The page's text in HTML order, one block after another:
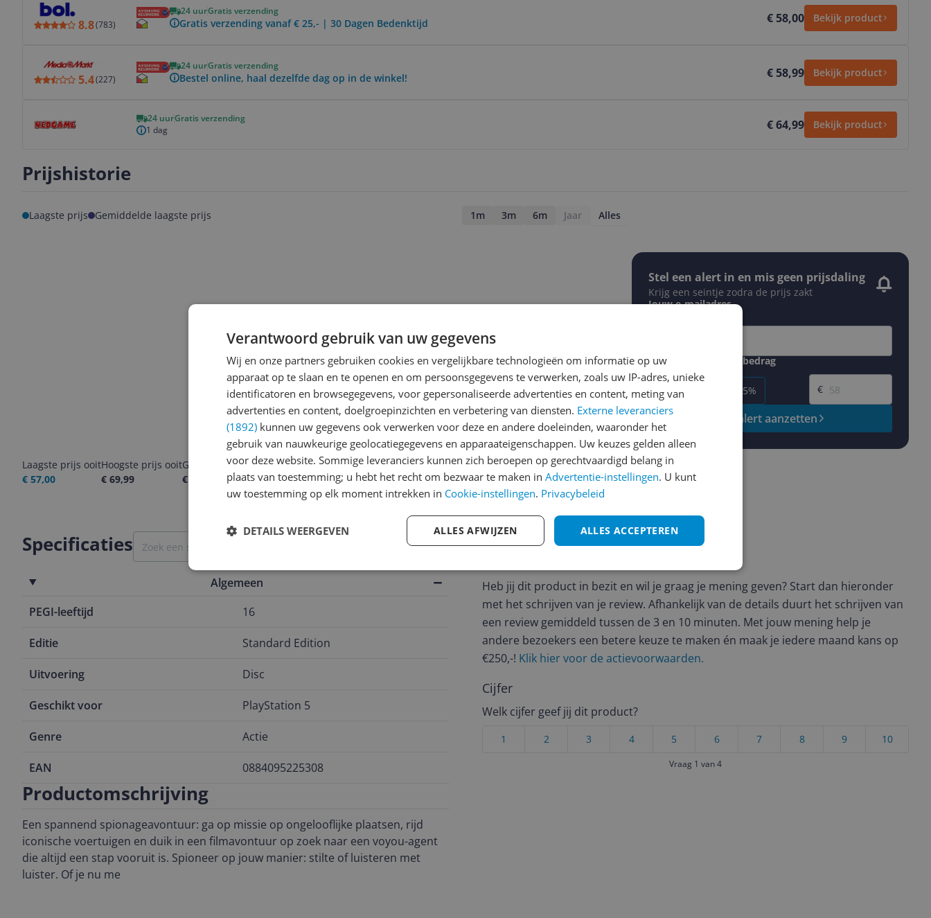
8.8(783)
24 uurGratis verzending
Gratis verzending vanaf € 25,- | 30 Dagen Bedenktijd € 58,00 Bekijk product
5.4(227)
24 uurGratis verzending
Bestel online, haal dezelfde dag op in de winkel! € 58,99 Bekijk product
24 uurGratis verzending
1 dag
€ 64,99 Bekijk product
Prijshistorie
Laagste prijs Gemiddelde laagste prijs 1m 3m 6m Jaar Alles
Laagste prijs ooit
€ 57,00
Hoogste prijs ooit
€ 69,99
Goedkoopste nu
€ 57,95
Laatste prijsupdate
07-08-2026
Stel een alert in en mis geen prijsdaling
Krijg een seintje zodra de prijs zakt
Jouw e-mailadres
Gewenste daling of bedrag
-5% -15%
Gewenste prijs
€
Prijsalert aanzetten
Specificaties
Algemeen
PEGI-leeftijd
16
Editie Standard Edition
Uitvoering Disc
Geschikt voor PlayStation 5
Genre Actie
EAN 0884095225308
Productomschrijving
Een spannend spionageavontuur: ga op missie op ongelooflijke plaatsen, rijd
iconische voertuigen en duik in een filmavontuur op zoek naar een voyou-agent
die altijd een stap vooruit is. Spioneer op jouw manier: stilte of luisteren met
luister. Of je nu me
Reviews
Heb jij dit product in bezit en wil je graag je mening geven? Start dan hieronder
met het schrijven van je review. Afhankelijk van de details duurt het schrijven van
een review gemiddeld tussen de 3 en 10 minuten. Met jouw mening help je
andere bezoekers een betere keuze te maken én maak je iedere maand kans op
€250,-! Klik hier voor de actievoorwaarden.
Cijfer
Welk cijfer geef jij dit product?
10
9
8
7
6
5
4
3
2
1
Vraag 1 van 4
Verantwoord gebruik van uw gegevens
Wij en onze partners gebruiken cookies en vergelijkbare technologieën om informatie op uw
apparaat op te slaan en te openen en om persoonsgegevens te verwerken, zoals uw IP-adres, unieke
identificatoren en browsegegevens, voor gepersonaliseerde advertenties en content, meting van
advertenties en content, doelgroepinzichten en verbetering van diensten. Externe leveranciers
(1892) kunnen uw gegevens ook verwerken voor deze en andere doeleinden, waaronder het
gebruik van nauwkeurige geolocatiegegevens en apparaateigenschappen. Uw keuzes gelden alleen
voor deze website. Sommige leveranciers kunnen zich beroepen op gerechtvaardigd belang in
plaats van toestemming; u hebt het recht om bezwaar te maken in Advertentie-instellingen. U kunt
uw toestemming op elk moment intrekken in Cookie-instellingen. Privacybeleid
ALLES ACCEPTEREN
ALLES AFWIJZEN
DETAILS WEERGEVEN